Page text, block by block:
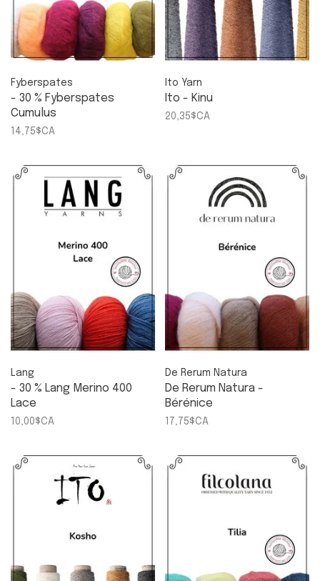
Fyberspates
- 30 % Fyberspates
Cumulus
14,75$CA
Ito Yarn
Ito - Kinu
20,35$CA
Lang
- 30 % Lang Merino 400
Lace
10,00$CA
De Rerum Natura
De Rerum Natura -
Bérénice
17,75$CA